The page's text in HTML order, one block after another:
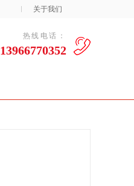
关于我们
热线电话：
13966770352